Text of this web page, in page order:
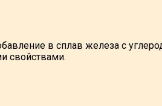
в сплав железа с
свойствами.